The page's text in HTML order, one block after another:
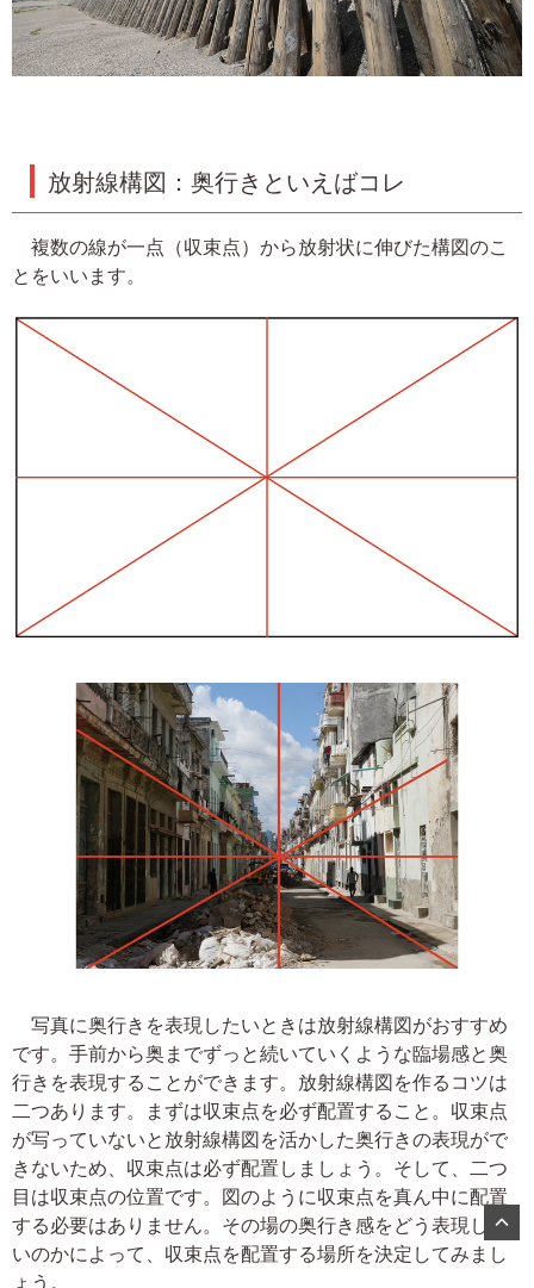
放射線構図：奥行きといえばコレ
複数の線が一点（収束点）から放射状に伸びた構図のこ
とをいいます。
写真に奥行きを表現したいときは放射線構図がおすすめ
です。手前から奥までずっと続いていくような臨場感と奥
行きを表現することができます。放射線構図を作るコツは
二つあります。まずは収束点を必ず配置すること。収束点
が写っていないと放射線構図を活かした奥行きの表現がで
きないため、収束点は必ず配置しましょう。そして、二つ
目は収束点の位置です。図のように収束点を真ん中に配置
する必要はありません。その場の奥行き感をどう表現した
いのかによって、収束点を配置する場所を決定してみまし
ょう。